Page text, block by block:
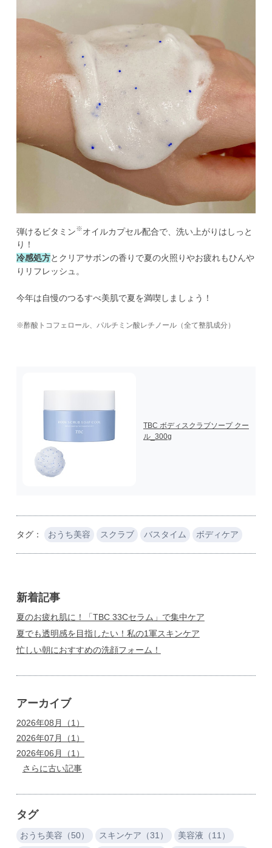
弾けるビタミン※オイルカプセル配合で、洗い上がりはしっと
冷感処方とクリアサボンの香りで夏の火照りやお疲れもひんや
りリフレッシュ。
今年は自慢のつるすべ美肌で夏を満喫しましょう！
※酢酸トコフェロール、パルチミン酸レチノール（全て整肌成分）
TBC ボディスクラブソープ クー
ル_300g
タグ： おうち美容 スクラブ バスタイム ボディケア
新着記事
夏のお疲れ肌に！「TBC 33Cセラム」で集中ケア
夏でも透明感を目指したい！私の1軍スキンケア
忙しい朝におすすめの洗顔フォーム！
アーカイブ
2026年08月（1）
2026年07月（1）
2026年06月（1）
さらに古い記事
タグ
おうち美容（50） スキンケア（31）
美容液（11）